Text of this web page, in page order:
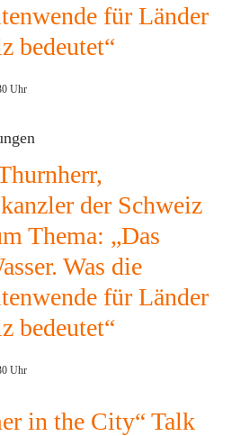
für Länder
bedeutet“
Uhr
der Schweiz
Thema: „Das
Was die
für Länder
bedeutet“
Uhr
in the City“ Talk